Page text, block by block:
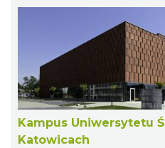
Kampus Uniwersytetu
Katowicach